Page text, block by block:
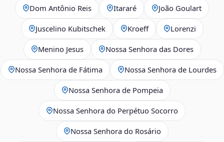
Dom Antônio Reis Itararé João Goulart
Juscelino Kubitschek Kroeff Lorenzi
Menino Jesus Nossa Senhora das Dores
Nossa Senhora de Fátima Nossa Senhora de Lourdes
Nossa Senhora de Pompeia
Nossa Senhora do Perpétuo Socorro
Nossa Senhora do Rosário